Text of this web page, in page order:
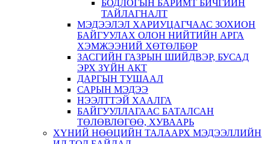
БОДЛОГЫН БАРИМТ БИЧГИЙН
ТАЙЛАГНАЛТ
МЭДЭЭЛЭЛ ХАРИУЦАГЧААС ЗОХИОН
БАЙГУУЛАХ ОЛОН НИЙТИЙН АРГА
ХЭМЖЭЭНИЙ ХӨТӨЛБӨР
ЗАСГИЙН ГАЗРЫН ШИЙДВЭР, БУСАД
ЭРХ ЗҮЙН АКТ
ДАРГЫН ТУШААЛ
САРЫН МЭДЭЭ
НЭЭЛТТЭЙ ХААЛГА
БАЙГУУЛЛАГААС БАТАЛСАН
ТӨЛӨВЛӨГӨӨ, ХУВААРЬ
ХҮНИЙ НӨӨЦИЙН ТАЛААРХ МЭДЭЭЛЛИЙН